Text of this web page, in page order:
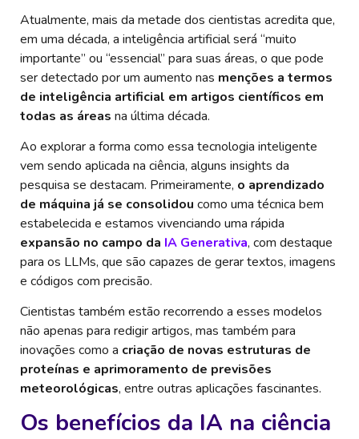
Atualmente, mais da metade dos cientistas acredita que,
em uma década, a inteligência artificial será “muito
importante” ou “essencial” para suas áreas, o que pode
ser detectado por um aumento nas menções a termos
de inteligência artificial em artigos científicos em
todas as áreas na última década.
Ao explorar a forma como essa tecnologia inteligente
vem sendo aplicada na ciência, alguns insights da
pesquisa se destacam. Primeiramente, o aprendizado
de máquina já se consolidou como uma técnica bem
estabelecida e estamos vivenciando uma rápida
expansão no campo da IA Generativa, com destaque
para os LLMs, que são capazes de gerar textos, imagens
e códigos com precisão.
Cientistas também estão recorrendo a esses modelos
não apenas para redigir artigos, mas também para
inovações como a criação de novas estruturas de
proteínas e aprimoramento de previsões
meteorológicas, entre outras aplicações fascinantes.
Os benefícios da IA na ciência